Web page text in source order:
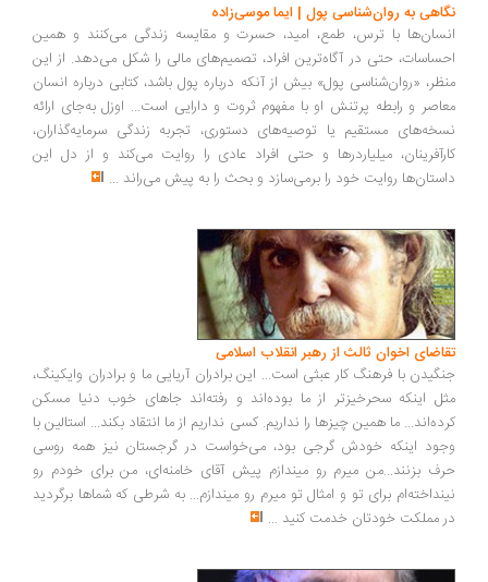
به روان‌شناسی پول | ایما موسی‌زاده
با ترس، طمع، امید، حسرت و مقایسه زندگی می‌کنند و همین
حتی در آگاه‌ترین افراد، تصمیم‌های مالی را شکل می‌دهد. از این
«روان‌شناسی پول» بیش از آنکه درباره پول باشد، کتابی درباره انسان
و رابطه پرتنش او با مفهوم ثروت و دارایی است... اوزل به‌جای ارائه
مستقیم یا توصیه‌های دستوری، تجربه زندگی سرمایه‌گذاران،
میلیاردرها و حتی افراد عادی را روایت می‌کند و از دل این
روایت خود را برمی‌سازد و بحث را به پیش می‌راند ...
اخوان ثالث از رهبر انقلاب اسلامی
با فرهنگ کار عبثی است... این برادران آریایی ما و برادران وایکینگ،
اینکه سحرخیزتر از ما بوده‌اند و رفته‌اند جاهای خوب دنیا مسکن
ما همین چیزها را نداریم. کسی نداریم از ما انتقاد بکند... استالین با
اینکه خودش گرجی بود، می‌خواست در گرجستان نیز همه روسی
بزنند...من میرم رو میندازم پیش آقای خامنه‌ای، من برای خودم رو
برای تو و امثال تو میرم رو میندازم... به شرطی که شماها برگردید
مملکت خودتان خدمت کنید...